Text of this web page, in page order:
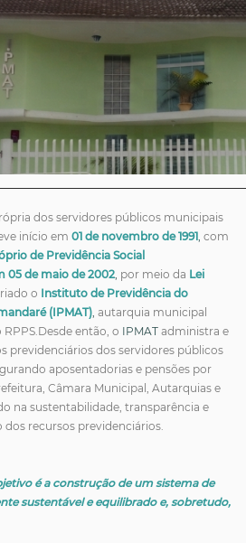
dos servidores públicos municipais
início em 01 de novembro de 1991, com
de Previdência Social
05 de maio de 2002, por meio da Lei
o Instituto de Previdência do
(IPMAT), autarquia municipal
Desde então, o IPMAT administra e
previdenciários dos servidores públicos
aposentadorias e pensões por
Câmara Municipal, Autarquias e
na sustentabilidade, transparência e
dos recursos previdenciários.
é a construção de um sistema de
sustentável e equilibrado e, sobretudo,